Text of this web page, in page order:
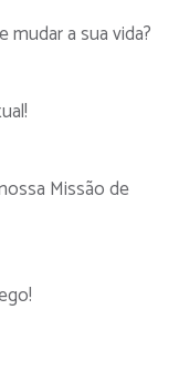
a sua vida?
Missão de